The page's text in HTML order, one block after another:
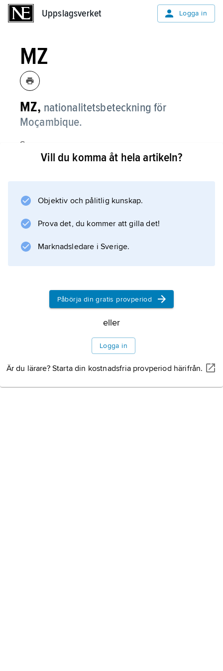
Uppslagsverket Logga in
MZ
MZ, nationalitetsbeteckning för
Moçambique.
Se
nationalitetsbeteckning
Information om artikeln
Vill du komma åt hela artikeln?
Objektiv och pålitlig kunskap.
Prova det, du kommer att gilla det!
Marknadsledare i Sverige.
Påbörja din gratis provperiod
eller
Logga in
Är du lärare? Starta din kostnadsfria provperiod härifrån.